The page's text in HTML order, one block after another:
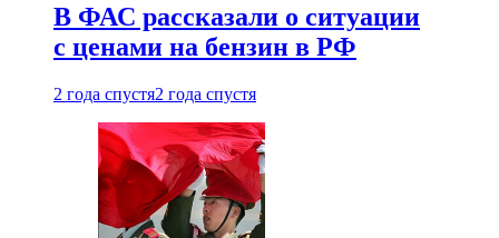
В ФАС рассказали о ситуации
с ценами на бензин в РФ
2 года спустя2 года спустя